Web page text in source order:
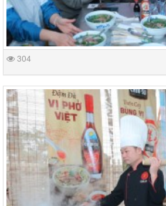
304